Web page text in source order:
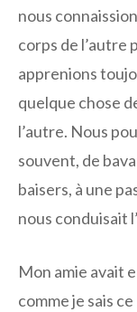
nous
corps de l’autre
apprenions
quelque chose
l’autre. Nous
souvent, de
baisers, à une
nous conduisait
Mon amie avait
comme je sais